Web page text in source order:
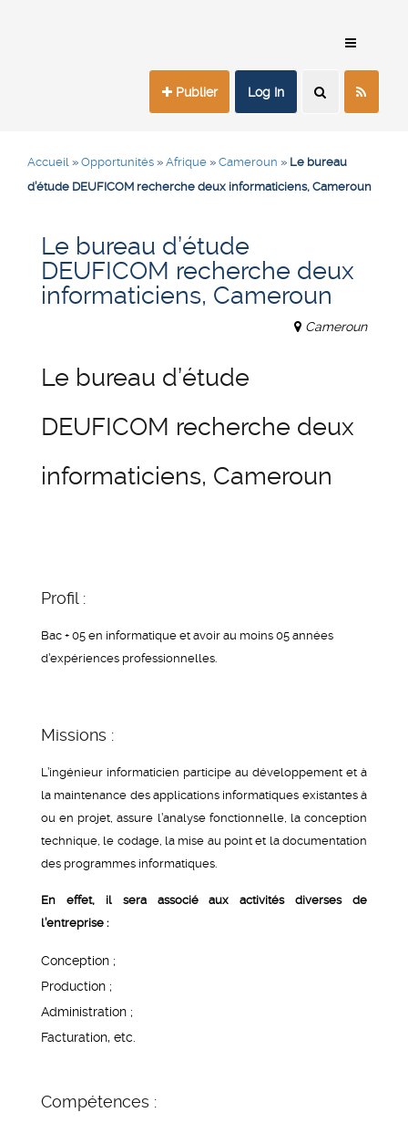
Publier Log In
Accueil » Opportunités » Afrique » Cameroun » Le bureau
d’étude DEUFICOM recherche deux informaticiens, Cameroun
Le bureau d’étude
DEUFICOM recherche deux
informaticiens, Cameroun
Cameroun
Le bureau d’étude
DEUFICOM recherche deux
informaticiens, Cameroun
Profil :
Bac + 05 en informatique et avoir au moins 05 années
d’expériences professionnelles.
Missions :
L’ingénieur informaticien participe au développement et à
la maintenance des applications informatiques existantes à
ou en projet, assure l’analyse fonctionnelle, la conception
technique, le codage, la mise au point et la documentation
des programmes informatiques.
En effet, il sera associé aux activités diverses de
l’entreprise :
Conception ;
Production ;
Administration ;
Facturation, etc.
Compétences :